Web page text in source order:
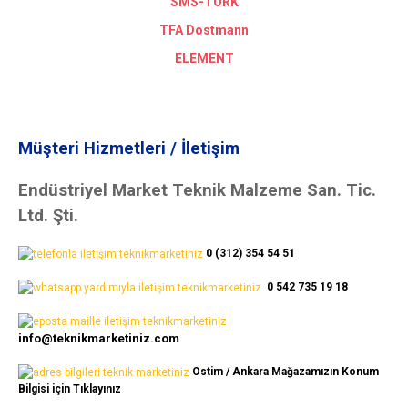
TFA Dostmann
ELEMENT
Müşteri Hizmetleri / İletişim
Endüstriyel Market Teknik Malzeme San. Tic.
Ltd. Şti.
0 (312) 354 54 51
0 542 735 19 18
info@teknikmarketiniz.com
Ostim / Ankara Mağazamızın Konum
Bilgisi için Tıklayınız